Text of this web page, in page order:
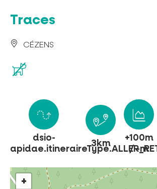
NO SE LO PIERDA
Traces
CÉZENS
dsio-
3km
+100m
/ -m
+